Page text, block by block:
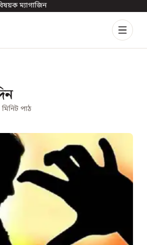
ম্যাগাজিন
মিনিট পাঠ